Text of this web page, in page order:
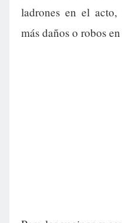
ladrones en el
más daños o robos